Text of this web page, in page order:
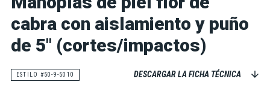
cabra con aislamiento y puño
de 5" (cortes/impactos)
ESTILO #50-9-5010 DESCARGAR LA FICHA TÉCNICA